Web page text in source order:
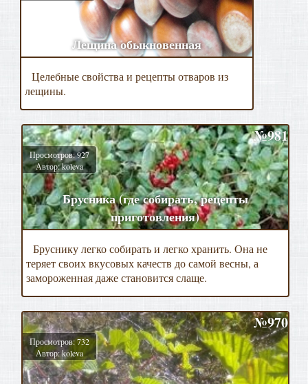
Лещина обыкновенная
Целебные свойства и рецепты отваров из
лещины.
№981
Просмотров: 927
Автор: koleva
Брусника (где собирать, рецепты
приготовления)
Бруснику легко собирать и легко хранить. Она не
теряет своих вкусовых качеств до самой весны, а
замороженная даже становится слаще.
№970
Просмотров: 732
Автор: koleva